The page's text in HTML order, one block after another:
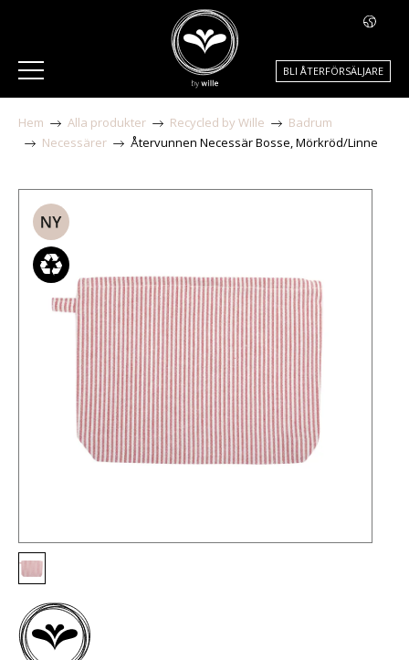
BLI ÅTERFÖRSÄLJARE
Hem Alla produkter Recycled by Wille
Badrum
Necessärer
Återvunnen Necessär Bosse, Mörkröd/Linne